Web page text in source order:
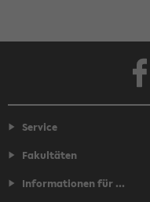
Service
Fakultäten
Informationen für ...